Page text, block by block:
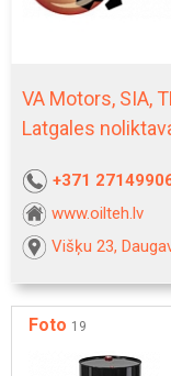
VA Motors, SIA,
Latgales
+371
www.oilteh.lv
Višķu 23,
Foto 19